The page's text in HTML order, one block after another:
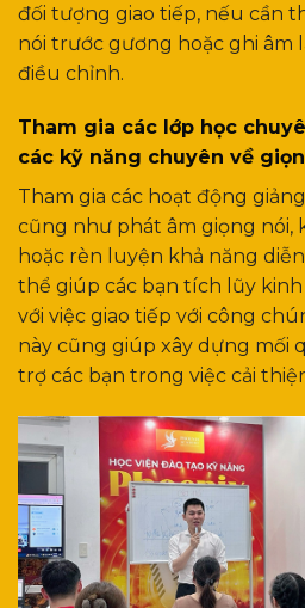
đối tượng giao tiếp, nếu cần
nói trước gương hoặc ghi âm
điều chỉnh.
Tham gia các lớp học
các kỹ năng chuyên về
Tham gia các hoạt động
cũng như phát âm giọng
hoặc rèn luyện khả năng
thể giúp các bạn tích lũy
với việc giao tiếp với công
này cũng giúp xây dựng mối
trợ các bạn trong việc cải